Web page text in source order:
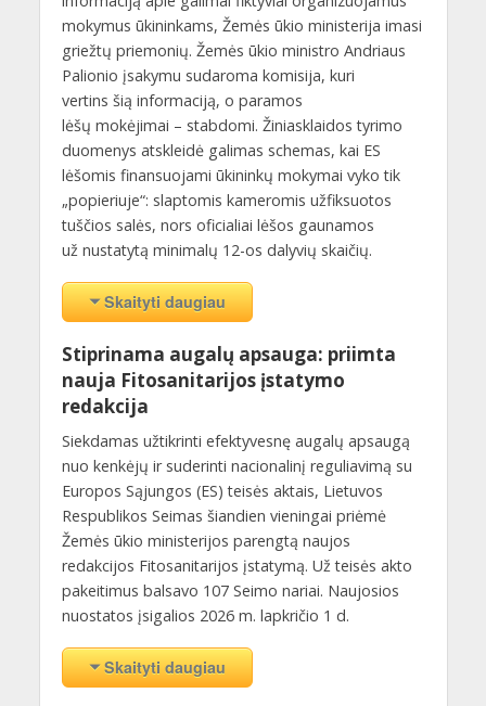
mokymus ūkininkams, Žemės ūkio ministerija imasi
griežtų priemonių. Žemės ūkio ministro Andriaus
Palionio įsakymu sudaroma komisija, kuri
vertins šią informaciją, o paramos
lėšų mokėjimai – stabdomi. Žiniasklaidos tyrimo
duomenys atskleidė galimas schemas, kai ES
lėšomis finansuojami ūkininkų mokymai vyko tik
„popieriuje“: slaptomis kameromis užfiksuotos
tuščios salės, nors oficialiai lėšos gaunamos
už nustatytą minimalų 12-os dalyvių skaičių.
Skaityti daugiau
Stiprinama augalų apsauga: priimta
nauja Fitosanitarijos įstatymo
redakcija
Siekdamas užtikrinti efektyvesnę augalų apsaugą
nuo kenkėjų ir suderinti nacionalinį reguliavimą su
Europos Sąjungos (ES) teisės aktais, Lietuvos
Respublikos Seimas šiandien vieningai priėmė
Žemės ūkio ministerijos parengtą naujos
redakcijos Fitosanitarijos įstatymą. Už teisės akto
pakeitimus balsavo 107 Seimo nariai. Naujosios
nuostatos įsigalios 2026 m. lapkričio 1 d.
Skaityti daugiau